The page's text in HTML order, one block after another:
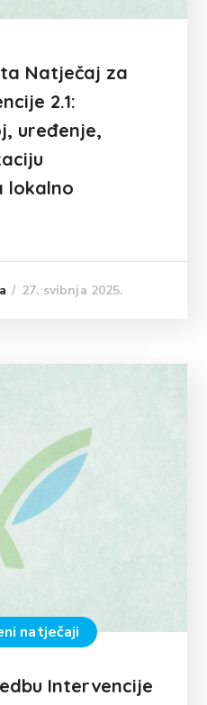
Natječaj za
2.1:
uređenje,
lokalno
27. svibnja 2025.
natječaji
Intervencije